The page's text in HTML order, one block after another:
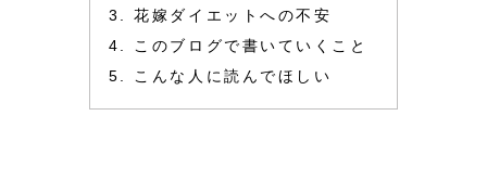
花嫁ダイエットへの不安
このブログで書いていくこと
こんな人に読んでほしい